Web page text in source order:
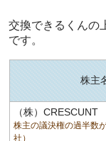
交換できるくんの
です。
株主
（株）CRESCUNT
株主の議決権の過半数
社